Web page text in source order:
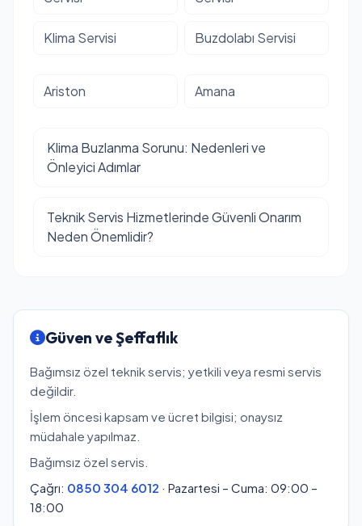
Klima Servisi Buzdolabı Servisi
Ariston Amana
Klima Buzlanma Sorunu: Nedenleri ve
Önleyici Adımlar
Teknik Servis Hizmetlerinde Güvenli Onarım
Neden Önemlidir?
Güven ve Şeffaflık
Bağımsız özel teknik servis; yetkili veya resmi servis
değildir.
İşlem öncesi kapsam ve ücret bilgisi; onaysız
müdahale yapılmaz.
Bağımsız özel servis.
Çağrı: 0850 304 6012 · Pazartesi – Cuma: 09:00 –
18:00